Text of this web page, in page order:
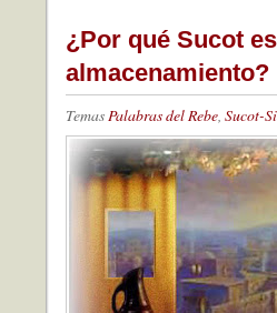
¿Por qué Sucot
almacenamiento?
TemasPalabras del Rebe, Sucot-